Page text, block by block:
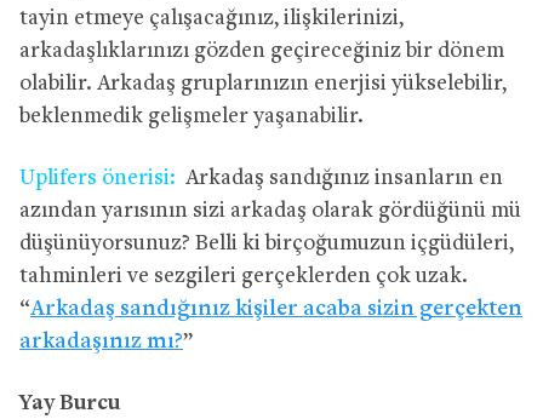
tayin etmeye çalışacağınız, ilişkilerinizi,
arkadaşlıklarınızı gözden geçireceğiniz bir dönem
olabilir. Arkadaş gruplarınızın enerjisi yükselebilir,
beklenmedik gelişmeler yaşanabilir.
Uplifers önerisi: Arkadaş sandığınız insanların en
azından yarısının sizi arkadaş olarak gördüğünü mü
düşünüyorsunuz? Belli ki birçoğumuzun içgüdüleri,
tahminleri ve sezgileri gerçeklerden çok uzak.
“Arkadaş sandığınız kişiler acaba sizin gerçekten
arkadaşınız mı?”
Yay Burcu